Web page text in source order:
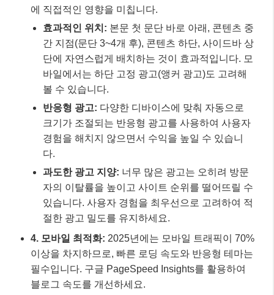
에 직접적인 영향을 미칩니다.
효과적인 위치: 본문 첫 문단 바로 아래, 콘텐츠 중
간 지점(문단 3~4개 후), 콘텐츠 하단, 사이드바 상
단에 자연스럽게 배치하는 것이 효과적입니다. 모
바일에서는 하단 고정 광고(앵커 광고)도 고려해
볼 수 있습니다.
반응형 광고: 다양한 디바이스에 맞춰 자동으로
크기가 조절되는 반응형 광고를 사용하여 사용자
경험을 해치지 않으면서 수익을 높일 수 있습니
다.
과도한 광고 지양: 너무 많은 광고는 오히려 방문
자의 이탈률을 높이고 사이트 순위를 떨어뜨릴 수
있습니다. 사용자 경험을 최우선으로 고려하여 적
절한 광고 밀도를 유지하세요.
4. 모바일 최적화: 2025년에는 모바일 트래픽이 70%
이상을 차지하므로, 빠른 로딩 속도와 반응형 테마는
필수입니다. 구글 PageSpeed Insights를 활용하여
블로그 속도를 개선하세요.